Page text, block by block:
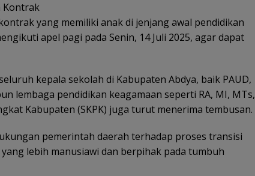
Kontrak
yang memiliki anak di jenjang awal pendidikan
apel pagi pada Senin, 14 Juli 2025, agar dapat
kepala sekolah di Kabupaten Abdya, baik PAUD,
lembaga pendidikan keagamaan seperti RA, MI, MTs,
Kabupaten (SKPK) juga turut menerima tembusan.
pemerintah daerah terhadap proses transisi
lebih manusiawi dan berpihak pada tumbuh